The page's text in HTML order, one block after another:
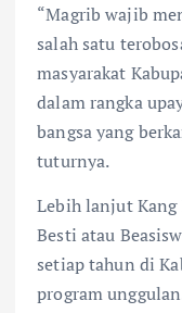
“Magrib wajib
salah satu
masyarakat
dalam rangka
bangsa yang
tuturnya.
Lebih lanjut Kang
Besti atau
setiap tahun di
program